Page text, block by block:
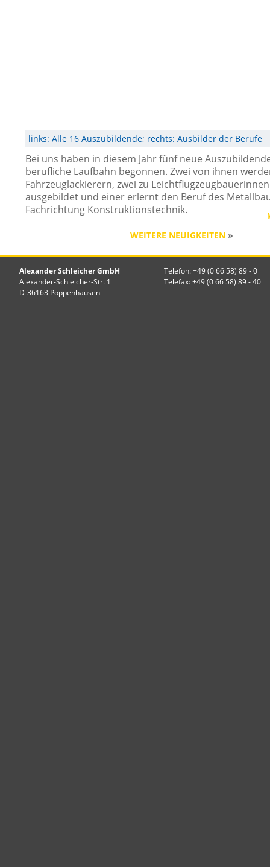
links: Alle 16 Auszubildende; rechts: Ausbilder der Berufe
Bei uns haben in diesem Jahr fünf neue
berufliche Laufbahn begonnen. Zwei von ihnen
Fahrzeuglackierern, zwei zu
ausgebildet und einer erlernt den Beruf des
Fachrichtung Konstruktionstechnik.
WEITERE NEUIGKEITEN »
Alexander Schleicher GmbH
Alexander-Schleicher-Str. 1
D-36163 Poppenhausen
Telefon: +49 (0 66 58) 89 - 0
Telefax: +49 (0 66 58) 89 - 40